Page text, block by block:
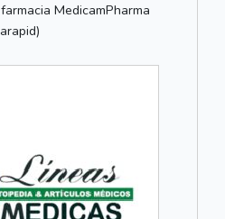
MedicamPharma